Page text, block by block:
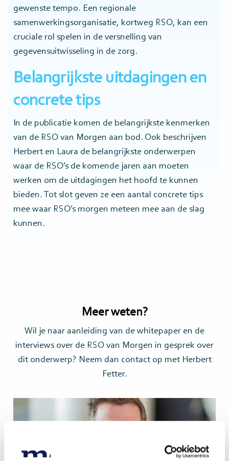
gewenste tempo. Een regionale
samenwerkingsorganisatie, kortweg RSO, kan een
cruciale rol spelen in de versnelling van
gegevensuitwisseling in de zorg.
Belangrijkste uitdagingen en
concrete tips
In de publicatie komen de belangrijkste kenmerken
van de RSO van Morgen aan bod. Ook beschrijven
Herbert en Laura de belangrijkste onderwerpen
waar de RSO’s de komende jaren aan moeten
werken om de uitdagingen het hoofd te kunnen
bieden. Tot slot geven ze een aantal concrete tips
mee waar RSO’s morgen meteen mee aan de slag
kunnen.
Meer weten?
Wil je naar aanleiding van de whitepaper en de
interviews over de RSO van Morgen in gesprek over
dit onderwerp? Neem dan contact op met Herbert
Fetter.